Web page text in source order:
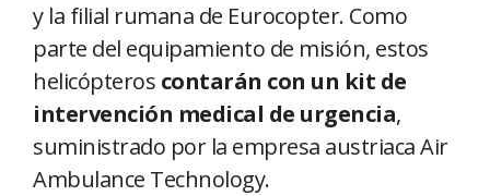
y la filial rumana de Eurocopter. Como
parte del equipamiento de misión, estos
helicópteros contarán con un kit de
intervención medical de urgencia,
suministrado por la empresa austriaca Air
Ambulance Technology.